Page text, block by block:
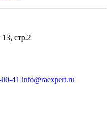
стр.2
41 info@raexpert.ru